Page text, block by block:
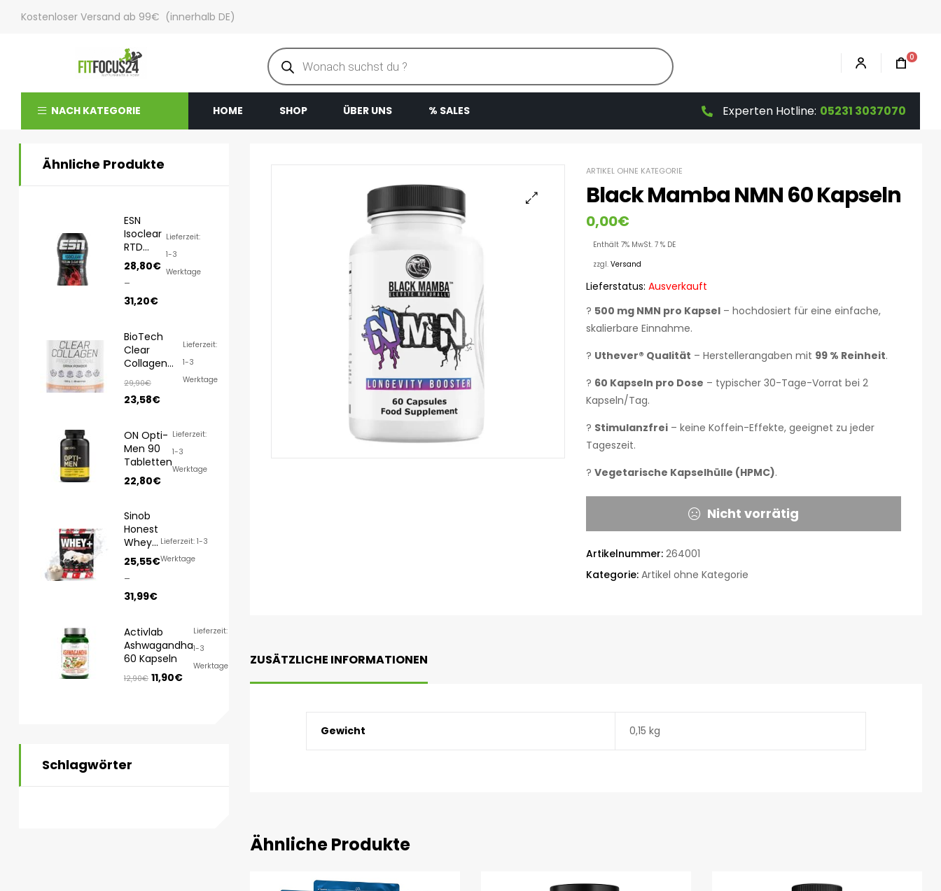
Kostenloser Versand ab 99€ (innerhalb DE)
0
NACH KATEGORIE HOME SHOP ÜBER UNS % SALES Experten Hotline: 05231 3037070
ARTIKEL OHNE KATEGORIE
Black Mamba NMN 60 Kapseln
0,00€
Enthält 7% MwSt. 7 % DE
zzgl. Versand
Lieferstatus: Ausverkauft
? 500 mg NMN pro Kapsel – hochdosiert für eine einfache,
skalierbare Einnahme.
? Uthever® Qualität – Herstellerangaben mit 99 % Reinheit.
? 60 Kapseln pro Dose – typischer 30-Tage-Vorrat bei 2
Kapseln/Tag.
? Stimulanzfrei – keine Koffein-Effekte, geeignet zu jeder
Tageszeit.
? Vegetarische Kapselhülle (HPMC).
Nicht vorrätig
Artikelnummer: 264001
Kategorie: Artikel ohne Kategorie
ZUSÄTZLICHE INFORMATIONEN
Gewicht 0,15 kg
Ähnliche Produkte
Ähnliche Produkte
ESN
Isoclear
RTD
8x500ml
28,80€
–
31,20€
Lieferzeit:
1-3
Werktage
BioTech
Clear
Collagen
350g
29,90€
23,58€
Lieferzeit:
1-3
Werktage
ON Opti-
Men 90
Tabletten
22,80€
Lieferzeit:
1-3
Werktage
Sinob
Honest
Whey
1000g/
820g
25,55€
–
31,99€
Lieferzeit: 1-3
Werktage
Activlab
Ashwagandha
60 Kapseln
12,90€ 11,90€
Lieferzeit:
1-3
Werktage
Schlagwörter